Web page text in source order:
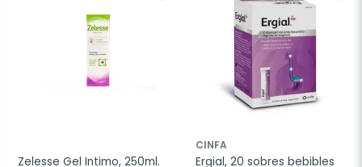
Zelesse Gel Intimo, 250ml.
CINFA
Ergial, 20 sobres bebibles